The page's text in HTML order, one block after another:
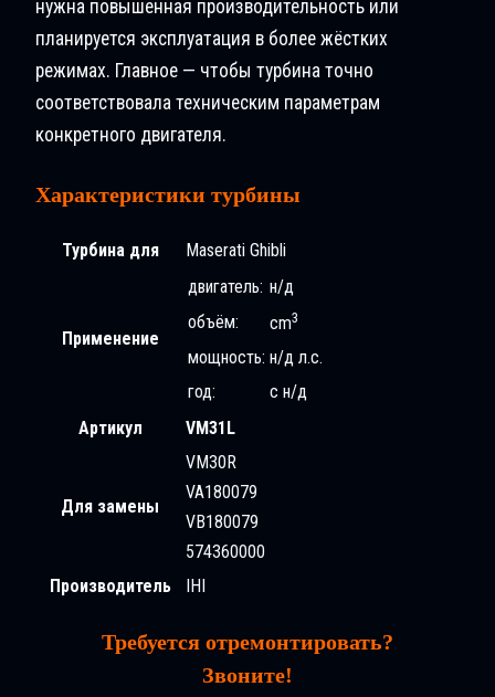
нужна повышенная производительность или
планируется эксплуатация в более жёстких
режимах. Главное — чтобы турбина точно
соответствовала техническим параметрам
конкретного двигателя.
Характеристики турбины
Турбина для Maserati Ghibli
Применение
двигатель: н/д
объём:
cm3
мощность: н/д л.с.
год:
с н/д
Артикул
VM31L
Для замены
VM30R
VA180079
VB180079
574360000
Производитель
IHI
Требуется отремонтировать?
Звоните!